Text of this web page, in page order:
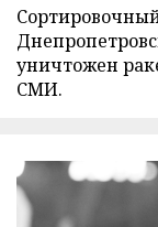
уничтожен
СМИ.